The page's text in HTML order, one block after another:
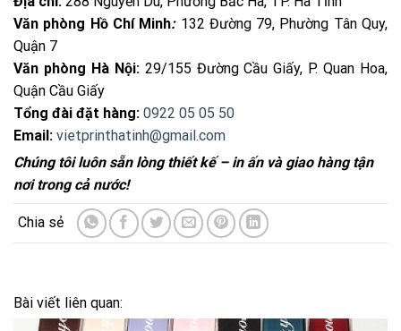
Văn phòng Hồ Chí Minh:132 Đường 79, Phường Tân Quy,
Quận 7
Văn phòng Hà Nội:29/155 Đường Cầu Giấy, P. Quan Hoa,
Quận Cầu Giấy
Tổng đài đặt hàng: 0922 05 05 50
Email: vietprinthatinh@gmail.com
Chúng tôi luôn sẵn lòng thiết kế – in ấn và giao hàng tận
nơi trong cả nước!
Bài viết liên quan: